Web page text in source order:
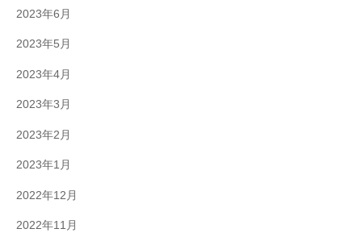
2023年6月
2023年5月
2023年4月
2023年3月
2023年2月
2023年1月
2022年12月
2022年11月